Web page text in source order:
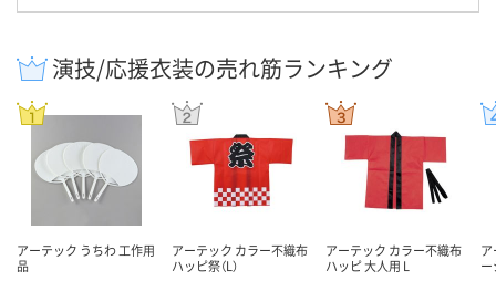
演技/応援衣装の売れ筋ランキング
アーテック うちわ 工作用
品
アーテック カラー不織布
ハッピ祭（L）
アーテック カラー不織布
ハッピ 大人用 L
ー